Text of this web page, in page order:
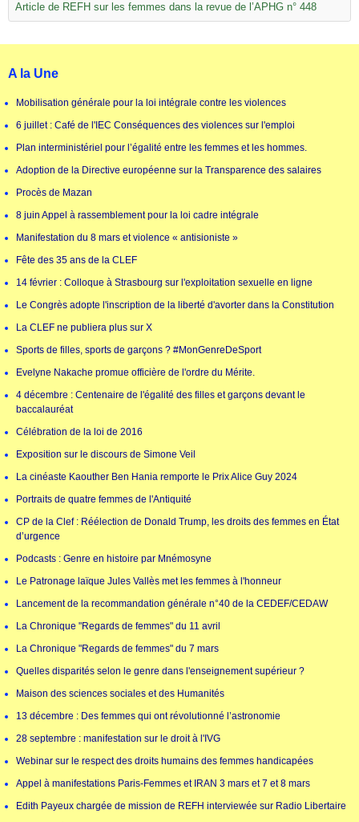
Article de REFH sur les femmes dans la revue de l’APHG n° 448
A la Une
Mobilisation générale pour la loi intégrale contre les violences
6 juillet : Café de l'IEC Conséquences des violences sur l'emploi
Plan interministériel pour l’égalité entre les femmes et les hommes.
Adoption de la Directive européenne sur la Transparence des salaires
Procès de Mazan
8 juin Appel à rassemblement pour la loi cadre intégrale
Manifestation du 8 mars et violence « antisioniste »
Fête des 35 ans de la CLEF
14 février : Colloque à Strasbourg sur l'exploitation sexuelle en ligne
Le Congrès adopte l'inscription de la liberté d'avorter dans la Constitution
La CLEF ne publiera plus sur X
Sports de filles, sports de garçons ? #MonGenreDeSport
Evelyne Nakache promue officière de l'ordre du Mérite.
4 décembre : Centenaire de l'égalité des filles et garçons devant le
baccalauréat
Célébration de la loi de 2016
Exposition sur le discours de Simone Veil
La cinéaste Kaouther Ben Hania remporte le Prix Alice Guy 2024
Portraits de quatre femmes de l'Antiquité
CP de la Clef : Réélection de Donald Trump, les droits des femmes en État
d’urgence
Podcasts : Genre en histoire par Mnémosyne
Le Patronage laïque Jules Vallès met les femmes à l'honneur
Lancement de la recommandation générale n°40 de la CEDEF/CEDAW
La Chronique "Regards de femmes" du 11 avril
La Chronique "Regards de femmes" du 7 mars
Quelles disparités selon le genre dans l'enseignement supérieur ?
Maison des sciences sociales et des Humanités
13 décembre : Des femmes qui ont révolutionné l’astronomie
28 septembre : manifestation sur le droit à l'IVG
Webinar sur le respect des droits humains des femmes handicapées
Appel à manifestations Paris-Femmes et IRAN 3 mars et 7 et 8 mars
Edith Payeux chargée de mission de REFH interviewée sur Radio Libertaire